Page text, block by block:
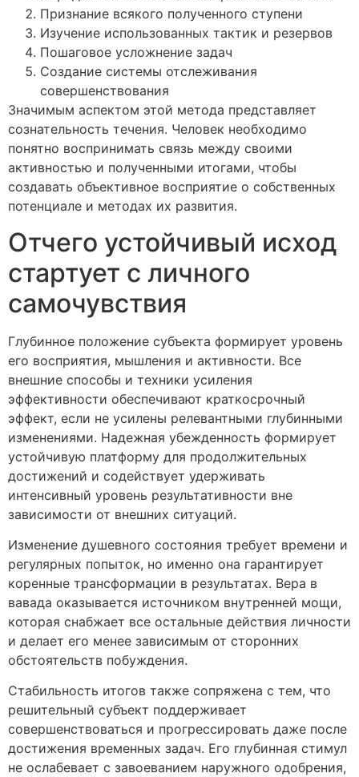
Признание всякого полученного ступени
Изучение использованных тактик и резервов
Пошаговое усложнение задач
Создание системы отслеживания
совершенствования
Значимым аспектом этой метода представляет
сознательность течения. Человек необходимо
понятно воспринимать связь между своими
активностью и полученными итогами, чтобы
создавать объективное восприятие о собственных
потенциале и методах их развития.
Отчего устойчивый исход
стартует с личного
самочувствия
Глубинное положение субъекта формирует уровень
его восприятия, мышления и активности. Все
внешние способы и техники усиления
эффективности обеспечивают краткосрочный
эффект, если не усилены релевантными глубинными
изменениями. Надежная убежденность формирует
устойчивую платформу для продолжительных
достижений и содействует удерживать
интенсивный уровень результативности вне
зависимости от внешних ситуаций.
Изменение душевного состояния требует времени и
регулярных попыток, но именно она гарантирует
коренные трансформации в результатах. Вера в
вавада оказывается источником внутренней мощи,
которая снабжает все остальные действия личности
и делает его менее зависимым от сторонних
обстоятельств побуждения.
Стабильность итогов также сопряжена с тем, что
решительный субъект поддерживает
совершенствоваться и прогрессировать даже после
достижения временных задач. Его глубинная стимул
не ослабевает с завоеванием наружного одобрения,